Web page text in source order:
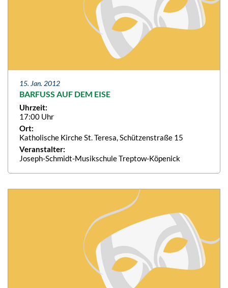
15. Jan. 2012
BARFUSS AUF DEM EISE
Uhrzeit:
17:00 Uhr
Ort:
Katholische Kirche St. Teresa, Schützenstraße 15
Veranstalter:
Joseph-Schmidt-Musikschule Treptow-Köpenick